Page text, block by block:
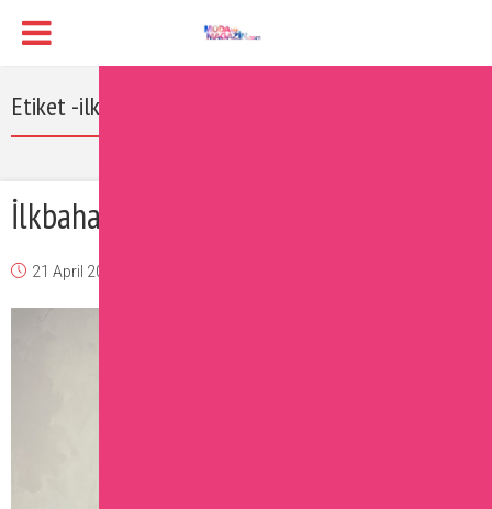
Etiket -ilkbahar yaz sezonu
İlkbahar Yaz Uzun Elbise Modelleri
21 April 2017